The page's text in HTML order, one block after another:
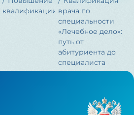
квалификации врача по
специальности
«Лечебное дело»:
путь от
абитуриента до
специалиста